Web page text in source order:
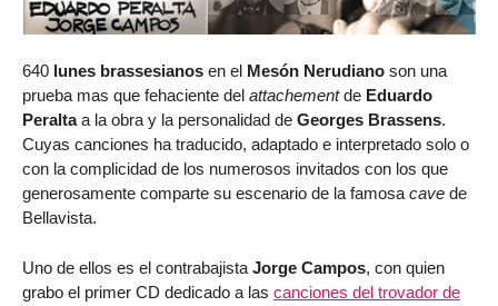
640 lunes brassesianos en el Mesón Nerudiano son una
prueba mas que fehaciente del attachementde Eduardo
Peraltaa la obra y la personalidad de Georges Brassens.
Cuyas canciones ha traducido, adaptado e interpretado solo o
con la complicidad de los numerosos invitados con los que
generosamente comparte su escenario de la famosacave de
Bellavista.
Uno de ellos es el contrabajista Jorge Campos, con quien
grabo el primer CD dedicado a las canciones del trovador de